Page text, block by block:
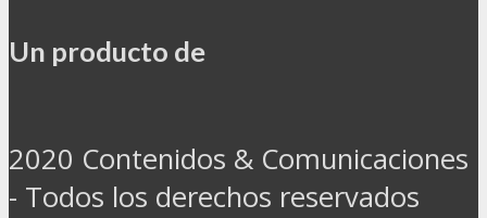
Un producto de
2020 Contenidos & Comunicaciones
- Todos los derechos reservados